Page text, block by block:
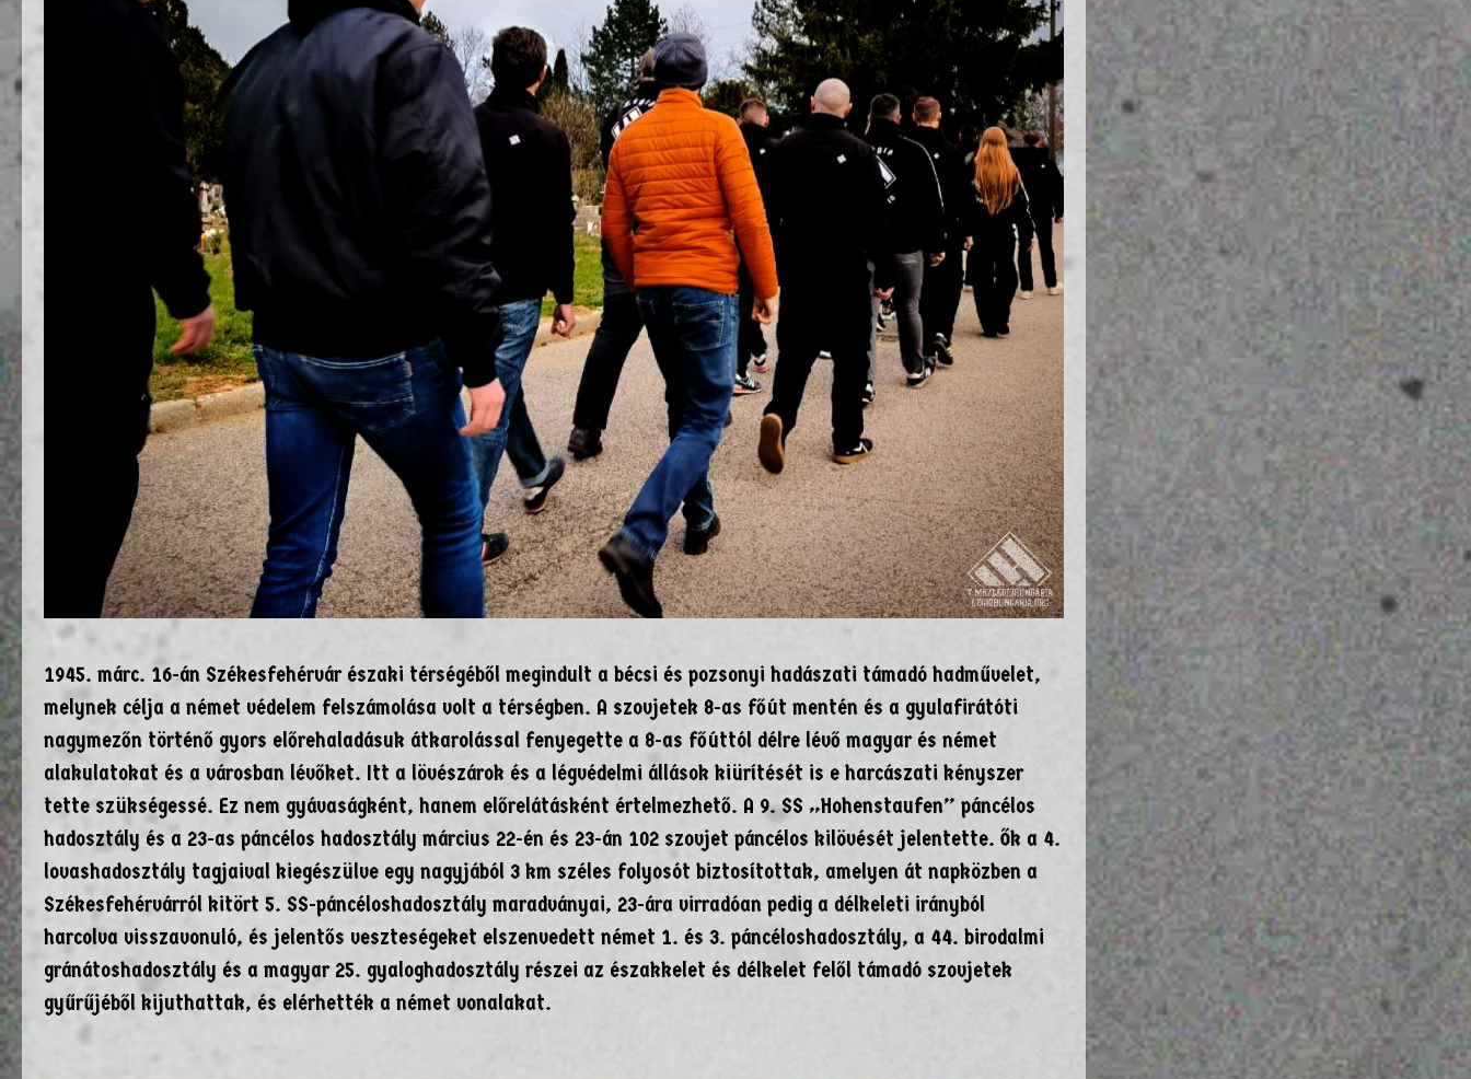
1945. márc. 16-án Székesfehérvár északi térségéből megindult a bécsi és pozsonyi hadászati támadó hadművelet,
melynek célja a német védelem felszámolása volt a térségben. A szovjetek 8-as főút mentén és a gyulafirátóti
nagymezőn történő gyors előrehaladásuk átkarolással fenyegette a 8-as főúttól délre lévő magyar és német
alakulatokat és a városban lévőket. Itt a lövészárok és a légvédelmi állások kiürítését is e harcászati kényszer
tette szükségessé. Ez nem gyávaságként, hanem előrelátásként értelmezhető. A 9. SS „Hohenstaufen” páncélos
hadosztály és a 23-as páncélos hadosztály március 22-én és 23-án 102 szovjet páncélos kilövését jelentette. Ők a 4.
lovashadosztály tagjaival kiegészülve egy nagyjából 3 km széles folyosót biztosítottak, amelyen át napközben a
Székesfehérvárról kitört 5. SS-páncéloshadosztály maradványai, 23-ára virradóan pedig a délkeleti irányból
harcolva visszavonuló, és jelentős veszteségeket elszenvedett német 1. és 3. páncéloshadosztály, a 44. birodalmi
gránátoshadosztály és a magyar 25. gyaloghadosztály részei az északkelet és délkelet felől támadó szovjetek
gyűrűjéből kijuthattak, és elérhették a német vonalakat.